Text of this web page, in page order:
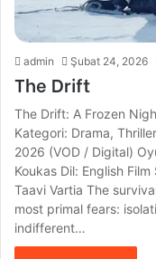
admin Şubat 24, 2026
The Drift
The Drift: A Frozen
Kategori: Drama,
2026 (VOD / Digital)
Koukas Dil: English
Taavi Vartia The
most primal fears:
indifferent…